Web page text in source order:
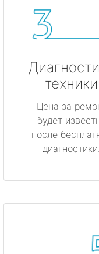
техники
Цена за
будет
после
диагностики.